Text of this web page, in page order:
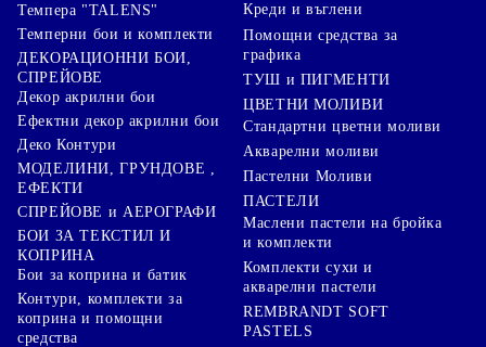
Темпера "TALENS"
Темперни бои и комплекти
ДЕКОРАЦИОННИ БОИ,
СПРЕЙОВЕ
Декор акрилни бои
Ефектни декор акрилни бои
Деко Контури
МОДЕЛИНИ, ГРУНДОВЕ ,
ЕФЕКТИ
СПРЕЙОВЕ и АЕРОГРАФИ
БОИ ЗА ТЕКСТИЛ И
КОПРИНА
Бои за коприна и батик
Контури, комплекти за
коприна и помощни
средства
Креди и въглени
Помощни средства за
графика
ТУШ и ПИГМЕНТИ
ЦВЕТНИ МОЛИВИ
Стандартни цветни моливи
Акварелни моливи
Пастелни Моливи
ПАСТЕЛИ
Маслени пастели на бройка
и комплекти
Комплекти сухи и
акварелни пастели
REMBRANDT SOFT
PASTELS